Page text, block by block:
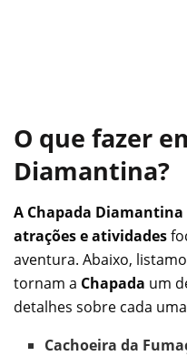
O que fazer
Diamantina?
A Chapada
atrações e atividades
aventura. Abaixo,
tornam a Chapada um
detalhes sobre cada
Cachoeira da